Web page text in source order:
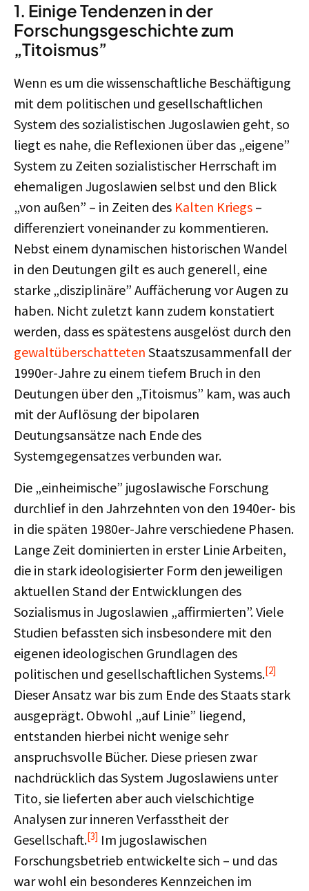
1. Einige Tendenzen in der
Forschungsgeschichte zum
„Titoismus”
Wenn es um die wissenschaftliche Beschäftigung
mit dem politischen und gesellschaftlichen
System des sozialistischen Jugoslawien geht, so
liegt es nahe, die Reflexionen über das „eigene”
System zu Zeiten sozialistischer Herrschaft im
ehemaligen Jugoslawien selbst und den Blick
„von außen” – in Zeiten des Kalten Kriegs –
differenziert voneinander zu kommentieren.
Nebst einem dynamischen historischen Wandel
in den Deutungen gilt es auch generell, eine
starke „disziplinäre” Auffächerung vor Augen zu
haben. Nicht zuletzt kann zudem konstatiert
werden, dass es spätestens ausgelöst durch den
gewaltüberschatteten Staatszusammenfall der
1990er-Jahre zu einem tiefem Bruch in den
Deutungen über den „Titoismus” kam, was auch
mit der Auflösung der bipolaren
Deutungsansätze nach Ende des
Systemgegensatzes verbunden war.
Die „einheimische” jugoslawische Forschung
durchlief in den Jahrzehnten von den 1940er- bis
in die späten 1980er-Jahre verschiedene Phasen.
Lange Zeit dominierten in erster Linie Arbeiten,
die in stark ideologisierter Form den jeweiligen
aktuellen Stand der Entwicklungen des
Sozialismus in Jugoslawien „affirmierten”. Viele
Studien befassten sich insbesondere mit den
eigenen ideologischen Grundlagen des
politischen und gesellschaftlichen Systems.[2]
Dieser Ansatz war bis zum Ende des Staats stark
ausgeprägt. Obwohl „auf Linie” liegend,
entstanden hierbei nicht wenige sehr
anspruchsvolle Bücher. Diese priesen zwar
nachdrücklich das System Jugoslawiens unter
Tito, sie lieferten aber auch vielschichtige
Analysen zur inneren Verfasstheit der
Gesellschaft.[3] Im jugoslawischen
Forschungsbetrieb entwickelte sich – und das
war wohl ein besonderes Kennzeichen im